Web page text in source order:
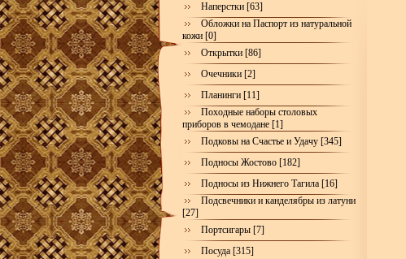
Наперстки [63]
Обложки на Паспорт из натуральной
кожи [0]
Открытки [86]
Очечники [2]
Планинги [11]
Походные наборы столовых
приборов в чемодане [1]
Подковы на Счастье и Удачу [345]
Подносы Жостово [182]
Подносы из Нижнего Тагила [16]
Подсвечники и канделябры из латуни
[27]
Портсигары [7]
Посуда [315]